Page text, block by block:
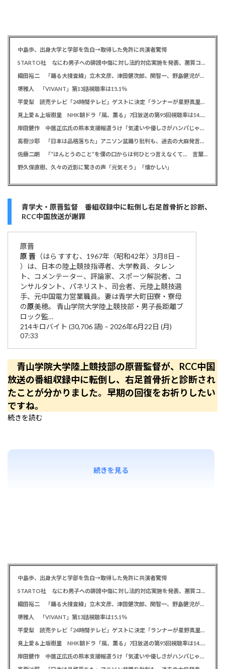
中島歩、出身大学と学部を告白→取得した免許に共演者驚愕
STARTO社 なにわ男子への誹謗中傷に対し法的対応実施を発表、悪質コメントの投稿者を特定「責任追及を進めています」
織田裕二 「踊る大捜査線」立木文彦、津田健次郎、関智一、野島健児が警察幹部役で出演決定
堺雅人 「VIVANT」第13話視聴率は15.1％
平愛梨 読売テレビ「24時間テレビ」ゲストに決定「ランナーが星野真里さんと知って涙しました」杉浦太陽、ギャロップも出演
見上愛＆上坂樹里 NHK朝ドラ「風、薫る」7日放送の第95回視聴率は14.0％
岸田健作 中居正広氏の熊本支援報道うけ「気遣いや優しさがハンパじゃない」 中居氏との思い出を回顧
高樹沙耶 「日本は品格落ちた」アニソン盆踊り批判も、過去の大麻発言にも飛び火で自ら幕引き図る
佐藤二朗 「“ほんとうのこと”を僕の口からは何ひとつ言えなくて… 言葉にできぬ悔しさを日々感じております」
野久保直樹、久々の近影に驚きの声「元気そう」「懐かしい」
青学大・原晋監督 番組収録中に転倒し右足首骨折と診断、
RCC中国放送が謝罪
原晋
原 晋 （はら すすむ、1967年〈昭和42年〉3月8日 –
）は、日本の陸上競技指導者、大学教員、タレン
ト、コメンテーター、評論家、スポーツ解説者、コ
ンサルタント、パネリスト、司会者、元陸上競技選
手、元中国電力営業職員。妻は青学大町田寮・寮母
の原美穂。 青山学院大学陸上競技部・男子長距離ブ
ロック監…
214キロバイト (30,706 語) – 2026年6月22日 (月)
07:33
青山学院大学陸上競技部の原晋監督が、RCC中国
放送の番組収録中に転倒し、右足首骨折と診断され
たことが分かりました。早期の回復をお祈りしたい
ですね。
続きを読む
続きを見る
中島歩、出身大学と学部を告白→取得した免許に共演者驚愕
STARTO社 なにわ男子への誹謗中傷に対し法的対応実施を発表、悪質コメントの投稿者を特定「責任追及を進めています」
織田裕二 「踊る大捜査線」立木文彦、津田健次郎、関智一、野島健児が警察幹部役で出演決定
堺雅人 「VIVANT」第13話視聴率は15.1％
平愛梨 読売テレビ「24時間テレビ」ゲストに決定「ランナーが星野真里さんと知って涙しました」杉浦太陽、ギャロップも出演
見上愛＆上坂樹里 NHK朝ドラ「風、薫る」7日放送の第95回視聴率は14.0％
岸田健作 中居正広氏の熊本支援報道うけ「気遣いや優しさがハンパじゃない」 中居氏との思い出を回顧